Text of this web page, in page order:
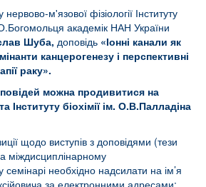
нервово-м'язової фізіології Інституту
академік НАН України
Шуба, доповідь «Іонні канали як
канцерогенезу і перспективні
раку».
можна продивитися на
Інституту біохімії ім. О.В.Палладіна
щодо виступів з доповідями (тези
міждисциплінарному
необхідно надсилати на ім’я